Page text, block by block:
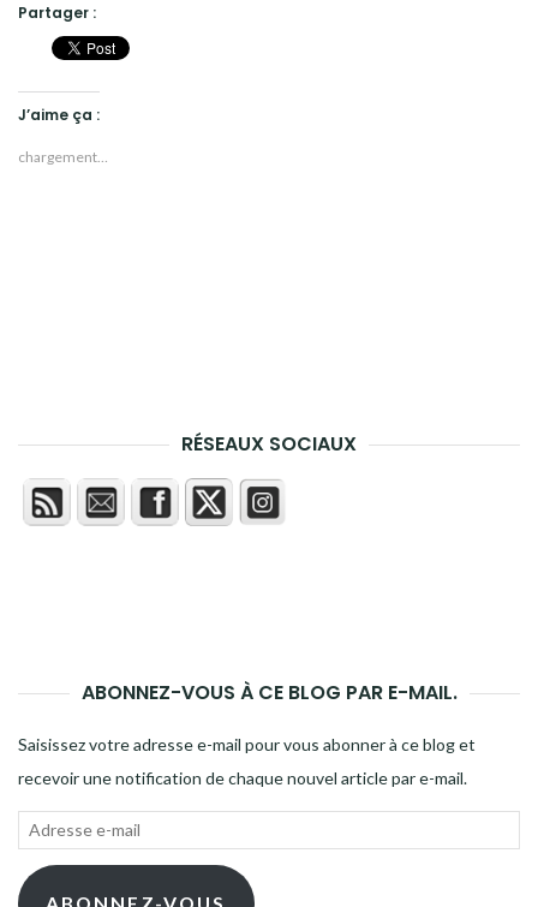
Partager :
J’aime ça :
chargement…
RÉSEAUX SOCIAUX
ABONNEZ-VOUS À CE BLOG PAR E-MAIL.
Saisissez votre adresse e-mail pour vous abonner à ce blog et
recevoir une notification de chaque nouvel article par e-mail.
Adresse
mail